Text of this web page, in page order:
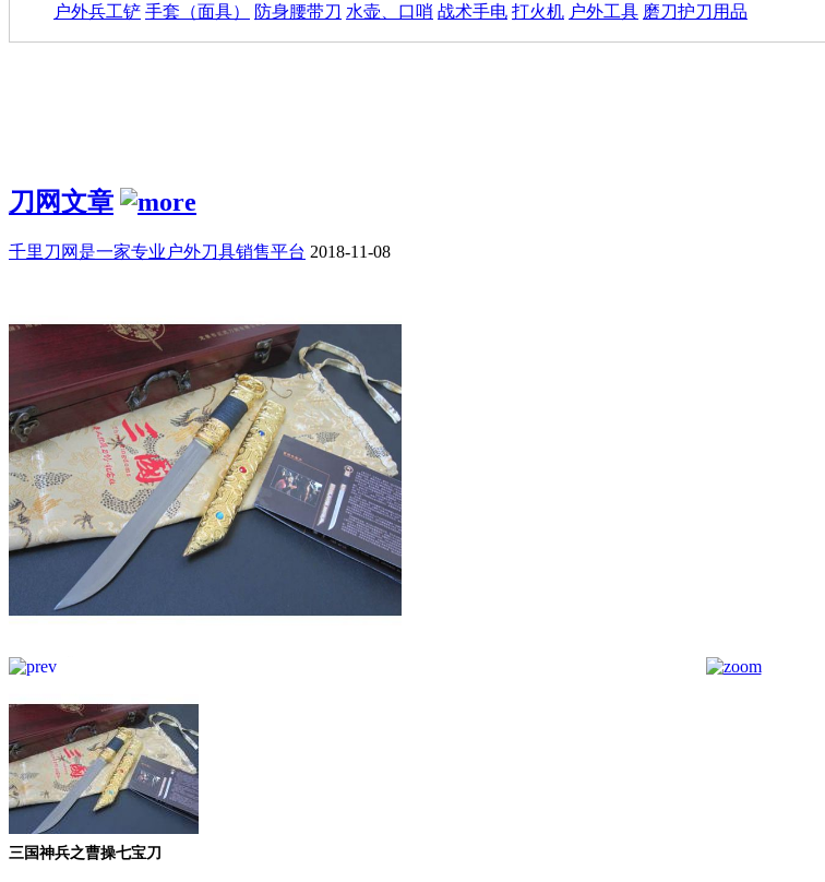
户外兵工铲 手套（面具） 防身腰带刀 水壶、口哨 战术手电 打火机 户外工具 磨刀护刀用品
刀网文章
千里刀网是一家专业户外刀具销售平台 2018-11-08
三国神兵之曹操七宝刀